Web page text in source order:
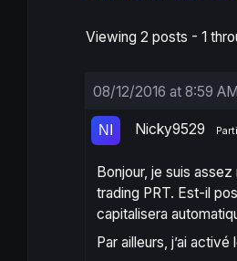
Viewing 2 posts - 1
08/12/2016 at 8:59 AM
Nicky9529
Bonjour, je suis
trading PRT. Est-il
capitalisera
Par ailleurs, j’ai